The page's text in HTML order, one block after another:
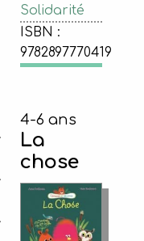
Solidarité
ISBN :
9782897770419
4-6 ans
La
chose